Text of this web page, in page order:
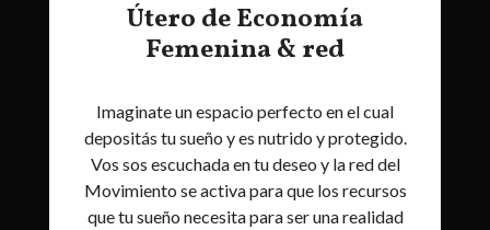
Útero de Economía
Femenina & red
Imaginate un espacio perfecto en el cual
depositás tu sueño y es nutrido y protegido.
Vos sos escuchada en tu deseo y la red del
Movimiento se activa para que los recursos
que tu sueño necesita para ser una realidad